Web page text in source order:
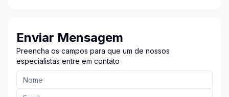
Enviar Mensagem
Preencha os campos para que um de nossos
especialistas entre em contato